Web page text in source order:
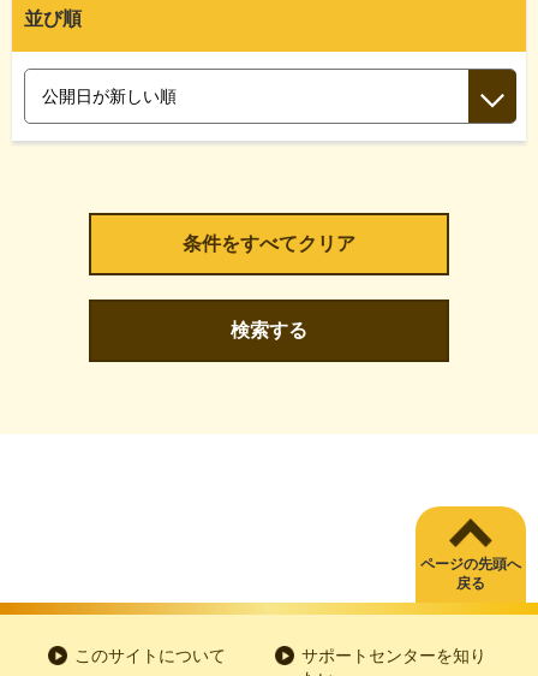
並び順
検索する
ページの先頭へ
戻る
このサイトについて
サポートセンターを知り